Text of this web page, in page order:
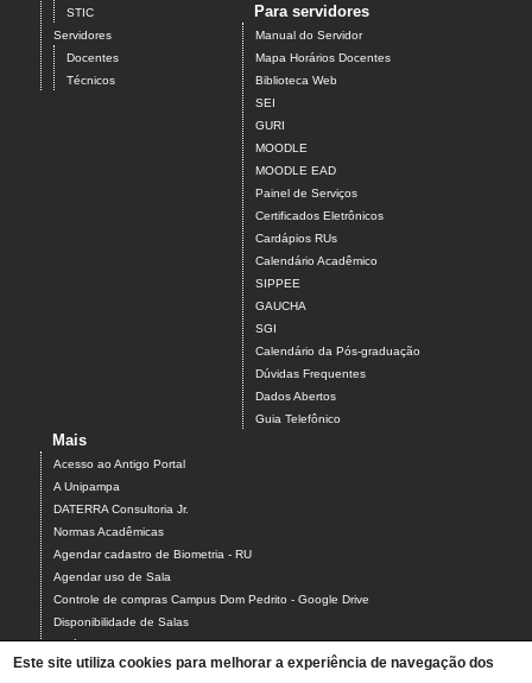
STIC
Servidores
Docentes
Técnicos
Para servidores
Manual do Servidor
Mapa Horários Docentes
Biblioteca Web
SEI
GURI
MOODLE
MOODLE EAD
Painel de Serviços
Certificados Eletrônicos
Cardápios RUs
Calendário Acadêmico
SIPPEE
GAUCHA
SGI
Calendário da Pós-graduação
Dúvidas Frequentes
Dados Abertos
Guia Telefônico
Mais
Acesso ao Antigo Portal
A Unipampa
DATERRA Consultoria Jr.
Normas Acadêmicas
Agendar cadastro de Biometria - RU
Agendar uso de Sala
Controle de compras Campus Dom Pedrito - Google Drive
Disponibilidade de Salas
Estágios
Formulário para Agendamento do Laboratório de Informática
Este site utiliza cookies para melhorar a experiência de navegação dos